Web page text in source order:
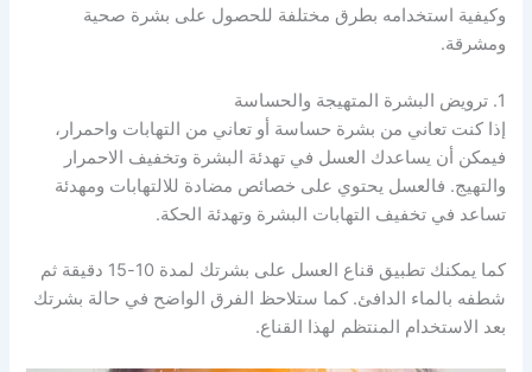
وكيفية استخدامه بطرق مختلفة للحصول على بشرة صحية
ومشرقة.
1. ترويض البشرة المتهيجة والحساسة
إذا كنت تعاني من بشرة حساسة أو تعاني من التهابات واحمرار،
فيمكن أن يساعدك العسل في تهدئة البشرة وتخفيف الاحمرار
والتهيج. فالعسل يحتوي على خصائص مضادة للالتهابات ومهدئة
تساعد في تخفيف التهابات البشرة وتهدئة الحكة.
كما يمكنك تطبيق قناع العسل على بشرتك لمدة 10-15 دقيقة ثم
شطفه بالماء الدافئ. كما ستلاحظ الفرق الواضح في حالة بشرتك
بعد الاستخدام المنتظم لهذا القناع.